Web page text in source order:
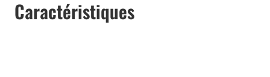
Caractéristiques